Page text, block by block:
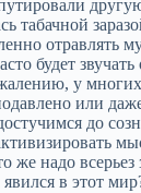
табачной
отравлять
будет
у
или
до
же надо
явился в этот